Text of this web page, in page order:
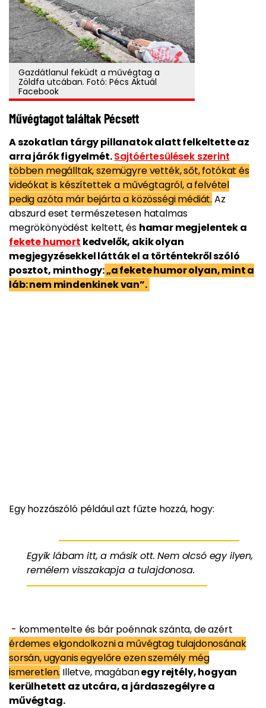
Gazdátlanul feküdt a művégtag a
Zöldfa utcában. Fotó: Pécs Aktuál
Facebook
Művégtagot találtak Pécsett
A szokatlan tárgy pillanatok alatt felkeltette az
arra járók figyelmét.Sajtóértesülések szerint
többen megálltak, szemügyre vették, sőt, fotókat és
videókat is készítettek a művégtagról, a felvétel
pedig azóta már bejárta a közösségi médiát. Az
abszurd eset természetesen hatalmas
megrökönyödést keltett, és hamar megjelentek a
fekete humort kedvelők, akik olyan
megjegyzésekkel látták el a történtekről szóló
posztot, minthogy:„a fekete humor olyan, mint a
láb: nem mindenkinek van”.
Egy hozzászóló például azt fűzte hozzá, hogy:
Egyik lábam itt, a másik ott. Nem olcsó egy ilyen,
remélem visszakapja a tulajdonosa.
- kommentelte és bár poénnak szánta, de azért
érdemes elgondolkozni a művégtag tulajdonosának
sorsán, ugyanis egyelőre ezen személy még
ismeretlen. Illetve, magábanegy rejtély, hogyan
kerülhetett az utcára, a járdaszegélyre a
művégtag.